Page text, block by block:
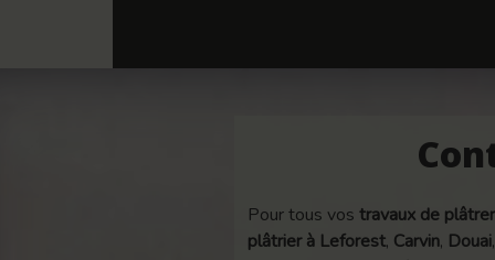
Pour tous vos travaux de
plâtrier à Leforest, Carvin, Douai,